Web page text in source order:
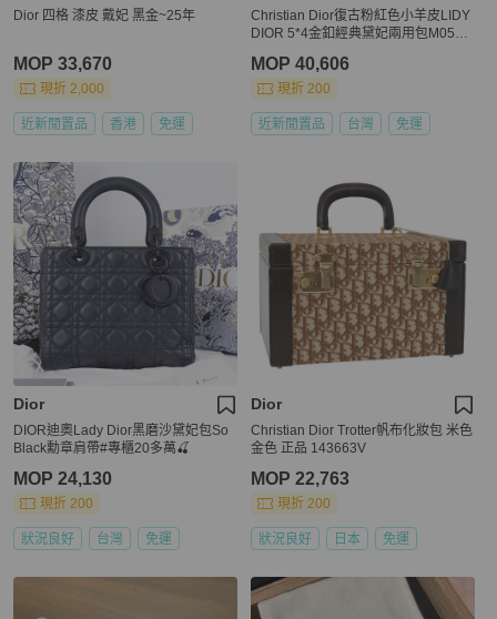
Dior 四格 漆皮 戴妃 黑金~25年
MOP 33,670
現折 2,000
近新閒置品 香港 免運
Christian Dior復古粉紅色小羊皮LIDY
DIOR 5*4金釦經典黛妃兩用包M0538
MOP 40,606
現折 200
近新閒置品 台灣 免運
Dior
DIOR迪奧Lady Dior黑磨沙黛妃包So
Black勳章肩帶#專櫃20多萬🍒
MOP 24,130
現折 200
狀況良好 台灣 免運
Dior
Christian Dior Trotter帆布化妝包 米色
金色 正品 143663V
MOP 22,763
現折 200
狀況良好 日本 免運